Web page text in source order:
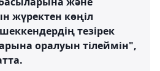
көңіл
тезірек
оралуын тілеймін",